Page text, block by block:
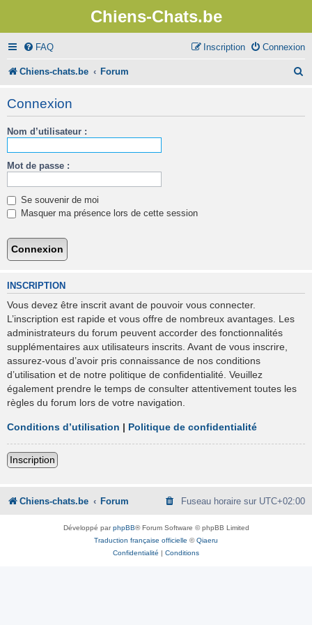
Chiens-Chats.be
FAQ Connexion
Inscription
Chiens-chats.be Forum
Connexion
Nom d’utilisateur :
Mot de passe :
Se souvenir de moi
Masquer ma présence lors de cette session
INSCRIPTION
Vous devez être inscrit avant de pouvoir vous connecter.
L’inscription est rapide et vous offre de nombreux avantages. Les
administrateurs du forum peuvent accorder des fonctionnalités
supplémentaires aux utilisateurs inscrits. Avant de vous inscrire,
assurez-vous d’avoir pris connaissance de nos conditions
d’utilisation et de notre politique de confidentialité. Veuillez
également prendre le temps de consulter attentivement toutes les
règles du forum lors de votre navigation.
Conditions d’utilisation | Politique de confidentialité
Inscription
Chiens-chats.be Forum Fuseau horaire sur UTC+02:00
Développé parphpBB® Forum Software © phpBB Limited
Traduction française officielle ©Qiaeru
Confidentialité | Conditions